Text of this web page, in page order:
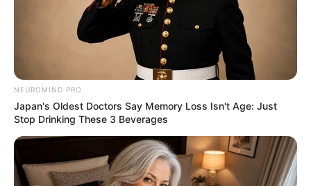
NEUROMIND PRO
Japan's Oldest Doctors Say Memory Loss Isn't Age: Just
Stop Drinking These 3 Beverages